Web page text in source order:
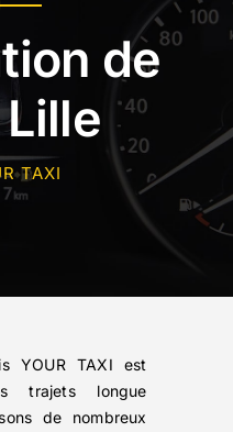
de
TAXI
YOUR TAXI est
trajets longue
de nombreux